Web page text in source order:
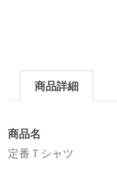
商品詳細
商品名
定番Ｔシャツ